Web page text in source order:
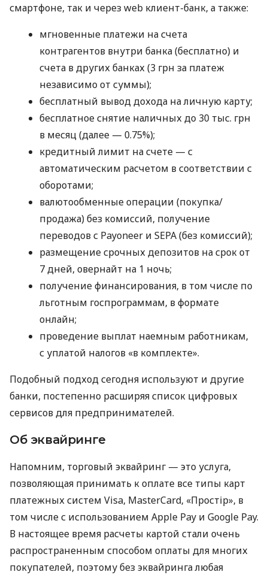
смартфоне, так и через web клиент-банк, а также:
мгновенные платежи на счета
контрагентов внутри банка (бесплатно) и
счета в других банках (3 грн за платеж
независимо от суммы);
бесплатный вывод дохода на личную карту;
бесплатное снятие наличных до 30 тыс. грн
в месяц (далее — 0.75%);
кредитный лимит на счете — с
автоматическим расчетом в соответствии с
оборотами;
валютообменные операции (покупка/
продажа) без комиссий, получение
переводов с Payoneer и SEPA (без комиссий);
размещение срочных депозитов на срок от
7 дней, овернайт на 1 ночь;
получение финансирования, в том числе по
льготным госпрограммам, в формате
онлайн;
проведение выплат наемным работникам,
с уплатой налогов «в комплекте».
Подобный подход сегодня используют и другие
банки, постепенно расширяя список цифровых
сервисов для предпринимателей.
Об эквайринге
Напомним, торговый эквайринг — это услуга,
позволяющая принимать к оплате все типы карт
платежных систем Visa, MasterCard, «Простір», в
том числе с использованием Apple Pay и Google Pay.
В настоящее время расчеты картой стали очень
распространенным способом оплаты для многих
покупателей, поэтому без эквайринга любая